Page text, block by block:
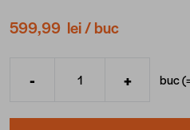
599,99 lei/ buc
Cantitate
- + buc